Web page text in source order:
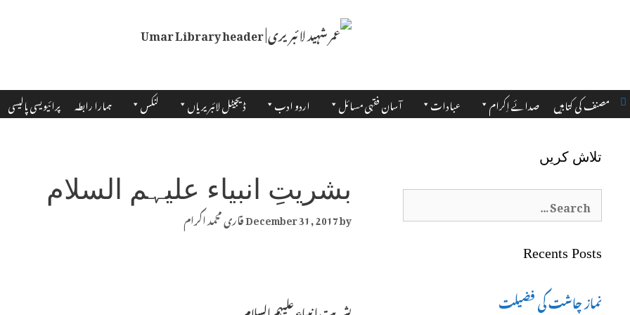
مصنف کی کتابیں صدائے اِکرام عبادات آسان فقہی مسائل اردو ادب ڈیجیٹل لائبریریاں لنکس ہمارا رابطہ پرائیویسی پالیسی
بشریتِ انبیاء علیہم السلام
December 31, 2017by قاری محمد اکرام
تلاش کریں
Search
Recents Posts
نماز چاشت کی فضیلت